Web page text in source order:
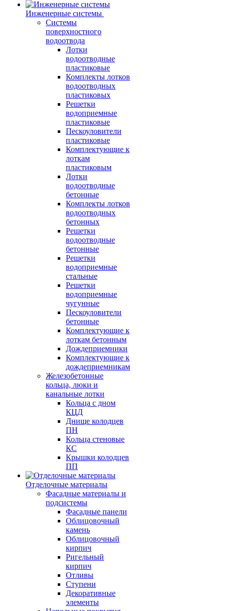
Инженерные системы
Системы
поверхностного
водоотвода
Лотки
водоотводные
пластиковые
Комплекты лотков
водоотводных
пластиковых
Решетки
водоприемные
пластиковые
Пескоуловители
пластиковые
Комплектующие к
лоткам
пластиковым
Лотки
водоотводные
бетонные
Комплекты лотков
водоотводных
бетонных
Решетки
водоотводные
бетонные
Решетки
водоприемные
стальные
Решетки
водоприемные
чугунные
Пескоуловители
бетонные
Комплектующие к
лоткам бетонным
Дождеприемники
Комплектующие к
дождеприемникам
Железобетонные
кольца, люки и
канальные лотки
Кольца с дном
КЦД
Днище колодцев
ПН
Кольца стеновые
КС
Крышки колодцев
ПП
Отделочные материалы
Фасадные материалы и
подсистемы
Фасадные панели
Облицовочный
камень
Облицовочный
кирпич
Ригельный
кирпич
Отливы
Ступени
Декоративные
элементы